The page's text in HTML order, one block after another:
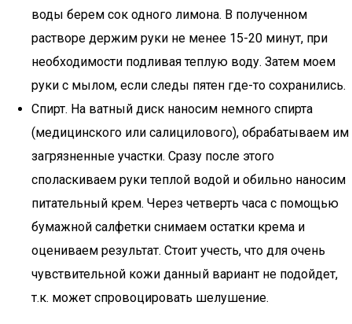
воды берем сок одного лимона. В полученном
растворе держим руки не менее 15-20 минут, при
необходимости подливая теплую воду. Затем моем
руки с мылом, если следы пятен где-то сохранились.
Спирт. На ватный диск наносим немного спирта
(медицинского или салицилового), обрабатываем им
загрязненные участки. Сразу после этого
споласкиваем руки теплой водой и обильно наносим
питательный крем. Через четверть часа с помощью
бумажной салфетки снимаем остатки крема и
оцениваем результат. Стоит учесть, что для очень
чувствительной кожи данный вариант не подойдет,
т.к. может спровоцировать шелушение.